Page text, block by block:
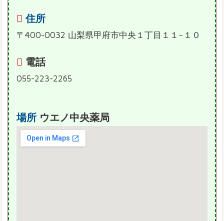
住所
〒400-0032 山梨県甲府市中央１丁目１１−１０
電話
055-223-2265
場所 ウエノ中央薬局